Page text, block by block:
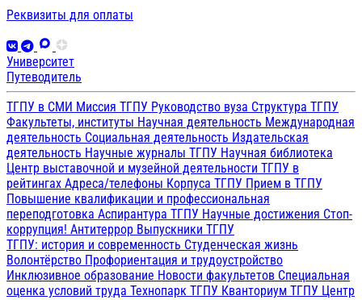
Реквизиты для оплаты
Университет
Путеводитель
ТГПУ в СМИ Миссия ТГПУ Руководство вуза Структура ТГПУ
Факультеты, институты Научная деятельность Международная
деятельность Социальная деятельность Издательская
деятельность Научные журналы ТГПУ Научная библиотека
Центр выставочной и музейной деятельности ТГПУ в
рейтингах Адреса/телефоны Корпуса ТГПУ Прием в ТГПУ
Повышение квалификации и профессиональная
переподготовка Аспирантура ТГПУ Научные достижения Стоп-
коррупция! Антитеррор Выпускники ТГПУ
ТГПУ: история и современность Студенческая жизнь
Волонтёрство Профориентация и трудоустройство
Инклюзивное образование Новости факультетов Специальная
оценка условий труда Технопарк ТГПУ Кванториум ТГПУ Центр